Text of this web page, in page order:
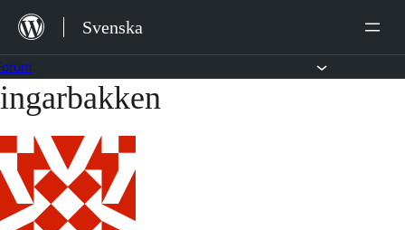
Hoppa
innehåll
Svenska
Hoppa
innehållet
ingarbakken